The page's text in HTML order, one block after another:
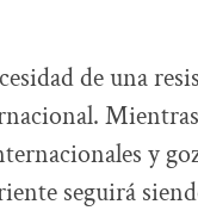
de una
y
seguirá